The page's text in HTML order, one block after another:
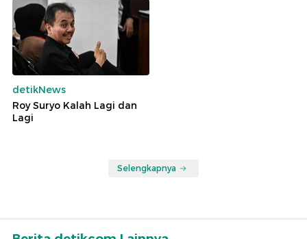
detikNews
Roy Suryo Kalah Lagi dan
Lagi
Selengkapnya